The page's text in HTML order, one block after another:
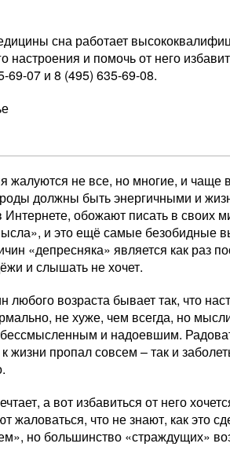
сна работает
настроения и помочь от него
07 и 8 (495) 635-69-08.
жалуются не все, но многие, и чаще
должны быть энергичными и
обожают писать в своих
и это ещё самые безобидные
«депресняка» является как раз
и слышать не хочет.
возраста бывает так, что
не хуже, чем всегда, но
и надоевшим.
жизни пропал совсем – так и
а вот избавиться от него
жаловаться, что не знают, как это
но большинство «страждущих»